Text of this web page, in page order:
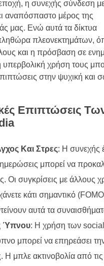
η συνεχής σύνδεση
αναπόσπαστο μέρος της
μας. Ενώ αυτά τα δίκτυα
πλεονεκτημάτων,
και η πρόσβαση σε
υπερβολική χρήση τους
στην ψυχική και
Επιπτώσεις
Και Στρες: Η συνεχής
μπορεί να
Οι συγκρίσεις με άλλους
κάτι σημαντικό
αυτά τα
Ύπνου: Η χρήση των
μπορεί να επηρεάσει
μπλε ακτινοβολία από